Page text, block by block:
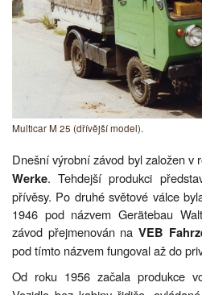
Multicar M 25 (dřívější model).
Dnešní výrobní závod byl založen v
Werke. Tehdejší produkci
přívěsy. Po druhé světové válce
1946 pod názvem Gerätebau
závod přejmenován na VEB
pod tímto názvem fungoval až do
Od roku 1956 začala produkce